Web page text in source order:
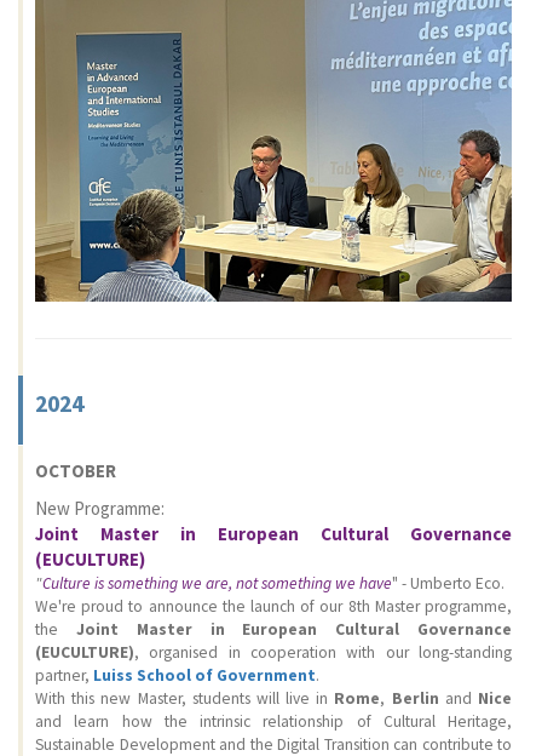
2024
OCTOBER
New Programme:
Joint Master in European Cultural Governance
(EUCULTURE)
"Culture is something we are, not something we have" - Umberto Eco.
We're proud to announce the launch of our 8th Master programme,
the Joint Master in European Cultural Governance
(EUCULTURE), organised in cooperation with our long-standing
partner, Luiss School of Government.
With this new Master, students will live in Rome, Berlin and Nice
and learn how the intrinsic relationship of Cultural Heritage,
Sustainable Development and the Digital Transition can contribute to